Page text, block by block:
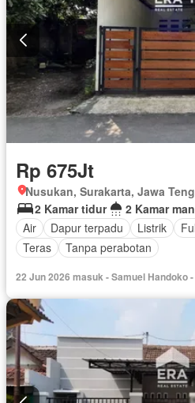
Rp 675Jt
Nusukan, Surakarta, Jawa
2 Kamar tidur
2 Kamar
Air
Dapur terpadu Listrik
Teras
Tanpa perabotan
22 Jun 2026 masuk - Samuel Handoko